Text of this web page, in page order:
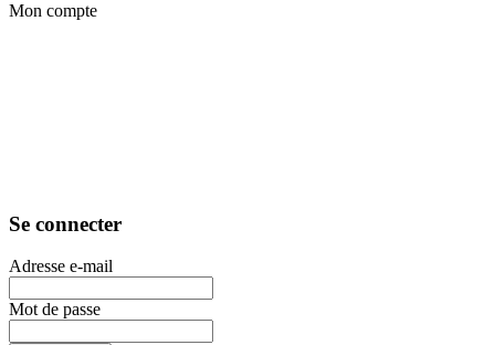
Mon compte
Se connecter
Adresse e-mail
Mot de passe